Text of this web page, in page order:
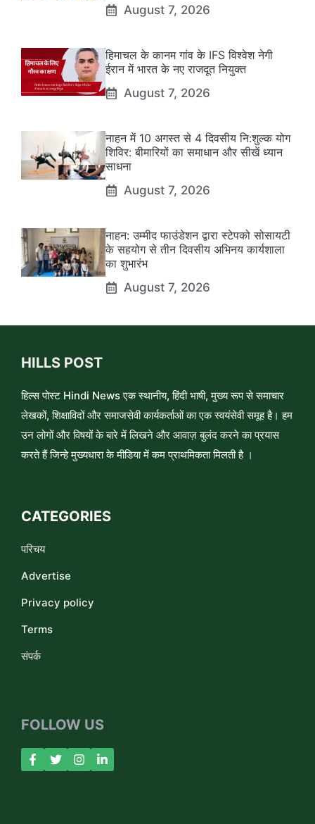
August 7, 2026
हिमाचल के कानम गांव के IFS विश्वेश नेगी
ईरान में भारत के नए राजदूत नियुक्त
August 7, 2026
नाहन में 10 अगस्त से 4 दिवसीय नि:शुल्क योग
शिविर: बीमारियों का समाधान और सीखें ध्यान
साधना
August 7, 2026
नाहन: उम्मीद फाउंडेशन द्वारा स्टेपको सोसायटी
के सहयोग से तीन दिवसीय अभिनय कार्यशाला
का शुभारंभ
August 7, 2026
HILLS POST
हिल्स पोस्ट Hindi News एक स्थानीय, हिंदी भाषी, मुख्य रूप से समाचार
लेखकों, शिक्षाविदों और समाजसेवी कार्यकर्ताओं का एक स्वयंसेवी समूह है। हम
उन लोगों और विषयों के बारे में लिखने और आवाज़ बुलंद करने का प्रयास
करते हैं जिन्हे मुख्यधारा के मीडिया में कम प्राथमिकता मिलती है ।
CATEGORIES
परिचय
Advertise
Privacy policy
Terms
संपर्क
FOLLOW US